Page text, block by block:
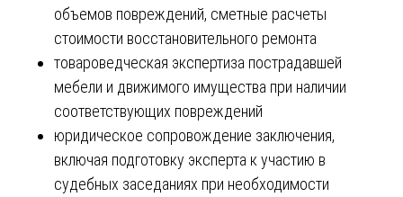
объемов повреждений, сметные расчеты
стоимости восстановительного ремонта
товароведческая экспертиза пострадавшей
мебели и движимого имущества при наличии
соответствующих повреждений
юридическое сопровождение заключения,
включая подготовку эксперта к участию в
судебных заседаниях при необходимости